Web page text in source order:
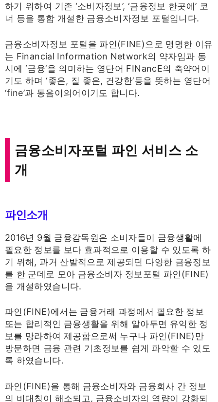
하기 위하여 기존 ‘소비자정보’, ‘금융정보 한곳에’ 코
너 등을 통합 개설한 금융소비자정보 포털입니다.
금융소비자정보 포털을 파인(FINE)으로 명명한 이유
는 Financial Information Network의 약자임과 동
시에 ‘금융’을 의미하는 영단어 FINancE의 축약어이
기도 하며 ‘좋은, 질 좋은, 건강한’등을 뜻하는 영단어
‘fine’과 동음이의어이기도 합니다.
금융소비자포털 파인 서비스 소
개
파인소개
2016년 9월 금융감독원은 소비자들이 금융생활에
필요한 정보를 보다 효과적으로 이용할 수 있도록 하
기 위해, 과거 산발적으로 제공되던 다양한 금융정보
를 한 군데로 모아 금융소비자 정보포털 파인(FINE)
을 개설하였습니다.
파인(FINE)에서는 금융거래 과정에서 필요한 정보
또는 합리적인 금융생활을 위해 알아두면 유익한 정
보를 망라하여 제공함으로써 누구나 파인(FINE)만
방문하면 금융 관련 기초정보를 쉽게 파악할 수 있도
록 하였습니다.
파인(FINE)을 통해 금융소비자와 금융회사 간 정보
의 비대칭이 해소되고, 금융소비자의 역량이 강화되